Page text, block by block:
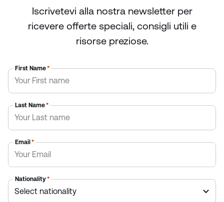
Iscrivetevi alla nostra newsletter per
ricevere offerte speciali, consigli utili e
risorse preziose.
First Name*
Last Name*
Email *
Nationality*